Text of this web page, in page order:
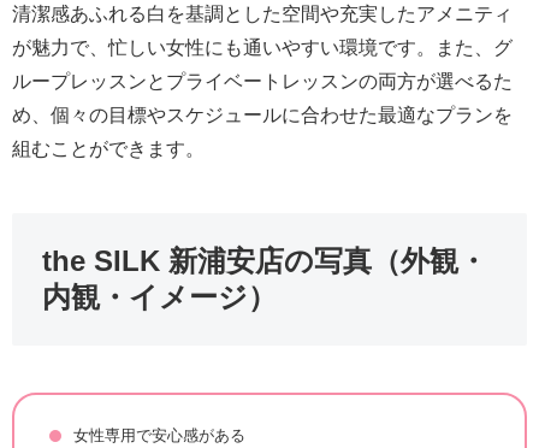
清潔感あふれる白を基調とした空間や充実したアメニティ
が魅力で、忙しい女性にも通いやすい環境です。また、グ
ループレッスンとプライベートレッスンの両方が選べるた
め、個々の目標やスケジュールに合わせた最適なプランを
組むことができます。
the SILK 新浦安店の写真（外観・
内観・イメージ）
女性専用で安心感がある